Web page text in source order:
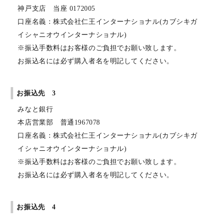
神戸支店 当座 0172005
口座名義：株式会社仁王インターナショナル(カブシキガ
イシャニオウインターナショナル)
※振込手数料はお客様のご負担でお願い致します。
お振込名には必ず購入者名を明記してください。
お振込先 3
みなと銀行
本店営業部 普通1967078
口座名義：株式会社仁王インターナショナル(カブシキガ
イシャニオウインターナショナル)
※振込手数料はお客様のご負担でお願い致します。
お振込名には必ず購入者名を明記してください。
お振込先 4